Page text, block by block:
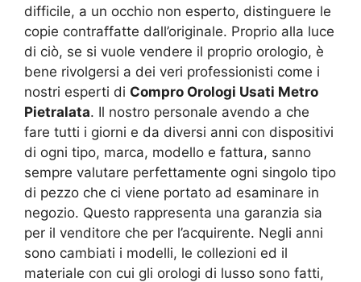
difficile, a un occhio non esperto, distinguere le
copie contraffatte dall’originale. Proprio alla luce
di ciò, se si vuole vendere il proprio orologio, è
bene rivolgersi a dei veri professionisti come i
nostri esperti di Compro Orologi Usati Metro
Pietralata. Il nostro personale avendo a che
fare tutti i giorni e da diversi anni con dispositivi
di ogni tipo, marca, modello e fattura, sanno
sempre valutare perfettamente ogni singolo tipo
di pezzo che ci viene portato ad esaminare in
negozio. Questo rappresenta una garanzia sia
per il venditore che per l’acquirente. Negli anni
sono cambiati i modelli, le collezioni ed il
materiale con cui gli orologi di lusso sono fatti,